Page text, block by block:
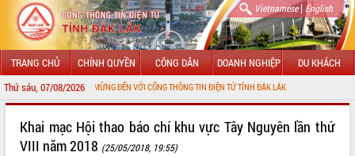
Vietnamese| English
TRANG CHỦ CHÍNH QUYỀN CÔNG DÂN DOANH NGHIỆP DU KHÁCH
Thứ sáu, 07/08/2026
CHÀO MỪNG ĐẾN VỚI CỔNG THÔNG TIN ĐIỆN TỬ TỈNH ĐẮK LẮK
LÃNH ĐẠO UBND TỈNH
Khai mạc Hội thao báo chí khu vực Tây Nguyên lần thứ
VIII năm 2018 (25/05/2018, 19:55)